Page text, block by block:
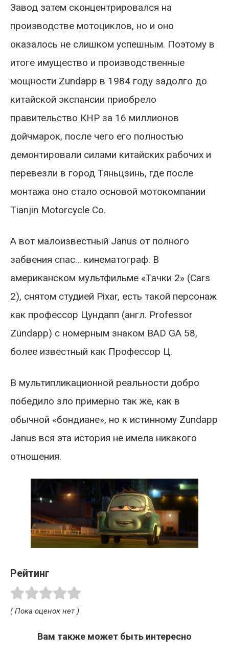
Завод затем сконцентрировался на
производстве мотоциклов, но и оно
оказалось не слишком успешным. Поэтому в
итоге имущество и производственные
мощности Zundapp в 1984 году задолго до
китайской экспансии приобрело
правительство КНР за 16 миллионов
дойчмарок, после чего его полностью
демонтировали силами китайских рабочих и
перевезли в город Тяньцзинь, где после
монтажа оно стало основой мотокомпании
Tianjin Motorcycle Co.
А вот малоизвестный Janus от полного
забвения спас… кинематограф. В
американском мультфильме «Тачки 2» (Cars
2), снятом студией Pixar, есть такой персонаж
как профессор Цундапп (англ. Professor
Zündapp) c номерным знаком BAD GA 58,
более известный как Профессор Ц.
В мультипликационной реальности добро
победило зло примерно так же, как в
обычной «бондиане», но к истинному Zundapp
Janus вся эта история не имела никакого
отношения.
Рейтинг
( Пока оценок нет )
Вам также может быть интересно